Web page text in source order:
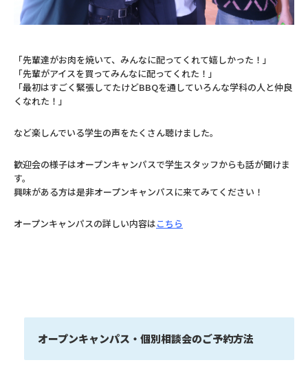
「先輩達がお肉を焼いて、みんなに配ってくれて嬉しかった！」
「先輩がアイスを買ってみんなに配ってくれた！」
「最初はすごく緊張してたけどBBQを通していろんな学科の人と仲良
くなれた！」
など楽しんでいる学生の声をたくさん聴けました。
歓迎会の様子はオープンキャンパスで学生スタッフからも話が聞けま
す。
興味がある方は是非オープンキャンパスに来てみてください！
オープンキャンパスの詳しい内容はこちら
オープンキャンパス・個別相談会のご予約方法